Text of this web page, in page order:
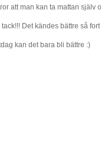
att man kan ta mattan
Det kändes bättre så
kan det bara bli bättre :)